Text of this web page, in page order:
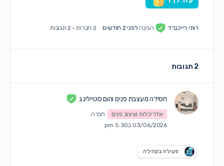
רותי רייכברד הגיבהלפני 2 חודשים 2 חברות · 2 תגובות
2 תגובות
חסידה מעצבת פנים והום סטיילינג
אדריכלות ועיצוב פנים
חברה
03/06/2026 ב5:30 pm
פעילה בקהילה